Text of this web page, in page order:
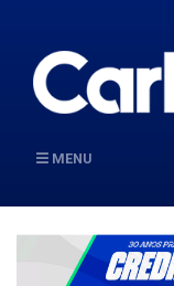
MENU